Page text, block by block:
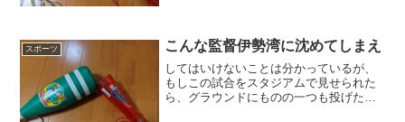
せないようなチームは...
スポーツ こんな監督伊勢湾に沈めてしまえ
してはいけないことは分かっているが、
もしこの試合をスタジアムで見せられた
ら、グラウンドにものの一つも投げたか